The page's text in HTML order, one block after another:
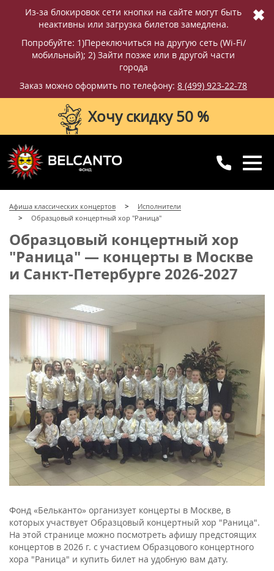
Из-за блокировок сети кнопки на сайте могут быть
неактивны или загрузка билетов замедлена.
Попробуйте: 1)Переключиться на другую сеть (Wi-Fi/
мобильный); 2) Зайти позже или в другой части
города
Заказ можно оформить по телефону: 8 (499) 923-22-78
✖
Хочу скидку 50 %
8 (499) 923-22-78
с 10:00 до 20:00
Афиша классических концертов
Исполнители
Образцовый концертный хор "Раница"
Образцовый концертный хор
"Раница" — концерты в Москве
и Санкт-Петербурге 2026-2027
Фонд «Бельканто» организует концерты в Москве, в
которых участвует Образцовый концертный хор "Раница".
На этой странице можно посмотреть афишу предстоящих
концертов в 2026 г. с участием Образцового концертного
хора "Раница" и купить билет на удобную вам дату.